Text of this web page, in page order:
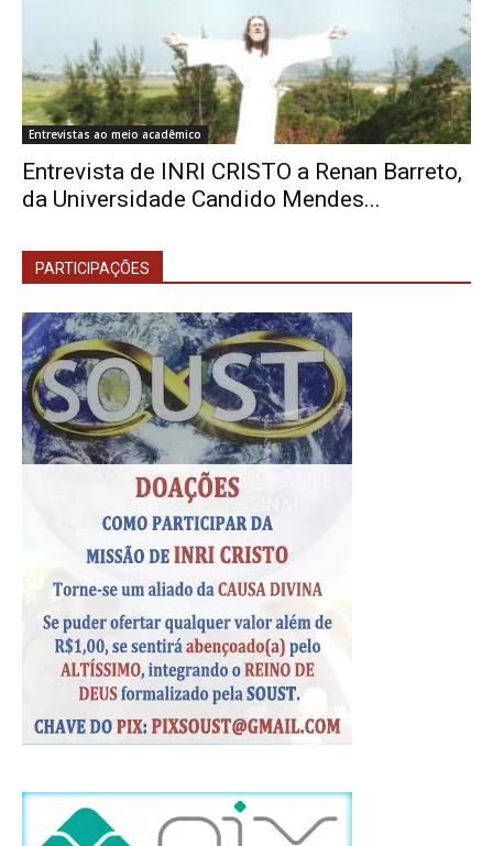
Entrevistas ao meio acadêmico
Entrevista de INRI CRISTO a Renan Barreto,
da Universidade Candido Mendes...
PARTICIPAÇÕES